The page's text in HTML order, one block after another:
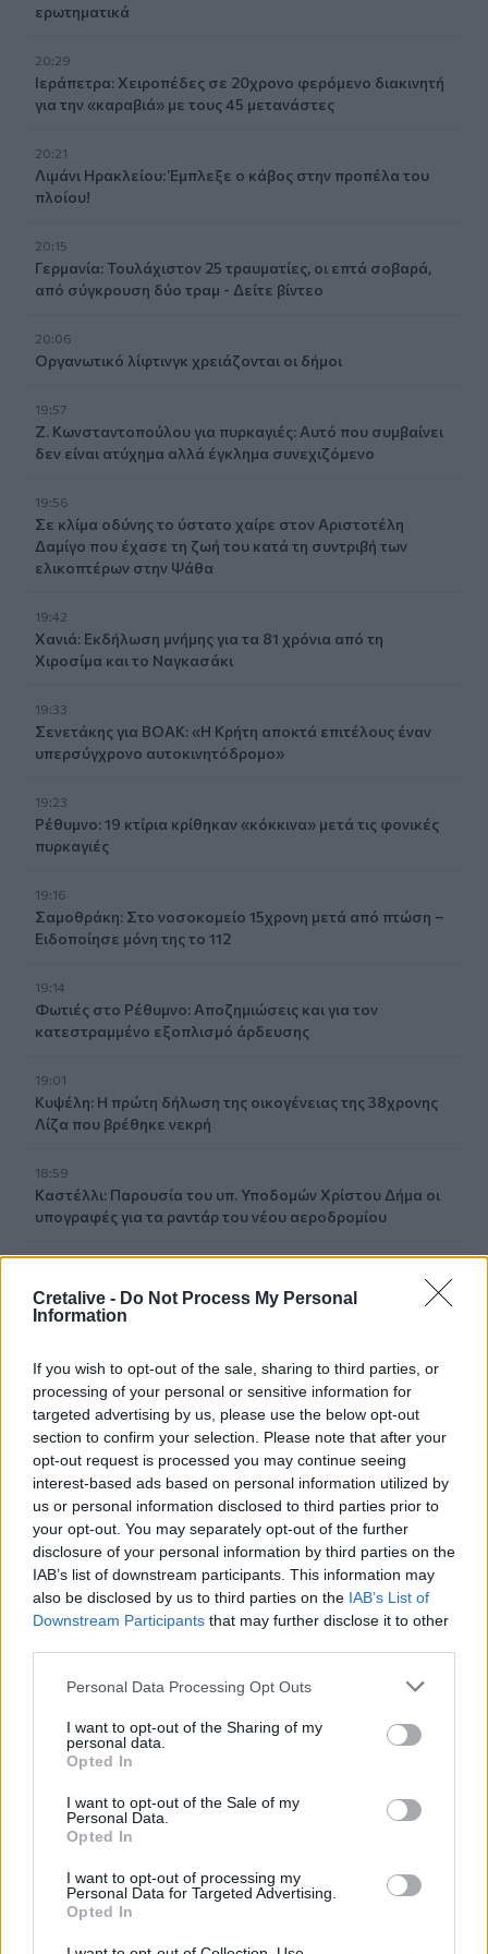
Cretalive - Do Not Process My Personal
Information
If you wish to opt-out of the sale, sharing to third parties, or
processing of your personal or sensitive information for
targeted advertising by us, please use the below opt-out
section to confirm your selection. Please note that after your
opt-out request is processed you may continue seeing
interest-based ads based on personal information utilized by
us or personal information disclosed to third parties prior to
your opt-out. You may separately opt-out of the further
disclosure of your personal information by third parties on the
IAB’s list of downstream participants. This information may
also be disclosed by us to third parties on the IAB’s List of
Downstream Participants that may further disclose it to other
Personal Data Processing Opt Outs
I want to opt-out of the Sharing of my
personal data.
Opted In
I want to opt-out of the Sale of my
Personal Data.
Opted In
I want to opt-out of processing my
Personal Data for Targeted Advertising.
Opted In
ερωτηματικά
20:29
Ιεράπετρα: Χειροπέδες σε 20χρονο φερόμενο διακινητή
για την «καραβιά» με τους 45 μετανάστες
20:21
Λιμάνι Ηρακλείου: Έμπλεξε ο κάβος στην προπέλα του
πλοίου!
20:15
Γερμανία: Τουλάχιστον 25 τραυματίες, οι επτά σοβαρά,
από σύγκρουση δύο τραμ - Δείτε βίντεο
20:06
Οργανωτικό λίφτινγκ χρειάζονται οι δήμοι
19:57
Ζ. Κωνσταντοπούλου για πυρκαγιές: Αυτό που συμβαίνει
δεν είναι ατύχημα αλλά έγκλημα συνεχιζόμενο
19:56
Σε κλίμα οδύνης το ύστατο χαίρε στον Αριστοτέλη
Δαμίγο που έχασε τη ζωή του κατά τη συντριβή των
ελικοπτέρων στην Ψάθα
19:42
Χανιά: Εκδήλωση μνήμης για τα 81 χρόνια από τη
Χιροσίμα και το Ναγκασάκι
19:33
Σενετάκης για ΒΟΑΚ: «Η Κρήτη αποκτά επιτέλους έναν
υπερσύγχρονο αυτοκινητόδρομο»
19:23
Ρέθυμνο: 19 κτίρια κρίθηκαν «κόκκινα» μετά τις φονικές
πυρκαγιές
19:16
Σαμοθράκη: Στο νοσοκομείο 15χρονη μετά από πτώση –
Ειδοποίησε μόνη της το 112
19:14
Φωτιές στο Ρέθυμνο: Αποζημιώσεις και για τον
κατεστραμμένο εξοπλισμό άρδευσης
19:01
Κυψέλη: Η πρώτη δήλωση της οικογένειας της 38χρονης
Λίζα που βρέθηκε νεκρή
18:59
Καστέλλι: Παρουσία του υπ. Υποδομών Χρίστου Δήμα οι
υπογραφές για τα ραντάρ του νέου αεροδρομίου
Μία ακόμη εθελοντική αιμοδοσία στο αίθριο της Λότζια
το Σάββατο (08-08)
Ευρωπαϊκή διάκριση για το Πανεπιστήμιο Κρήτης:
Χρηματοδότηση 1,5 εκατ. ευρώ για την Τεχνητή
Νοημοσύνη
18:44
Υψηλός κίνδυνος πυρκαγιάς την Παρασκευή στην Κρήτη
18:37
CrediaBank: Οικονομικά Αποτελέσματα A ’Εξαμήνου
2026 - Υψηλοί ρυθμοί ανάπτυξης και νέα ρεκόρ
επιδόσεων
18:32
Αγωνία για την 20χρονη Ραφαέλα: Από το ΠΑΓΝΗ στην
Αθήνα η φοιτήτρια που τραυματίστηκε σε τροχαίο στο
Δύο συλλήψεις για την υπόθεση του 72χρονου που είχε
βρεθεί νεκρός σε αυτοκίνητο στα Άνω Λιόσια
ΠΕΡΙΣΣΟΤΕΡΑ